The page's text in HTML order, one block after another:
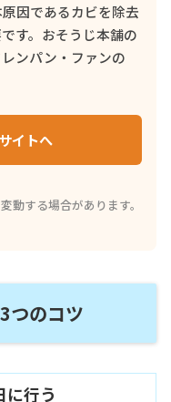
因であるカビを除去
す。おそうじ本舗の
ンパン・ファンの
イトへ
動する場合があります。
つのコツ
行う